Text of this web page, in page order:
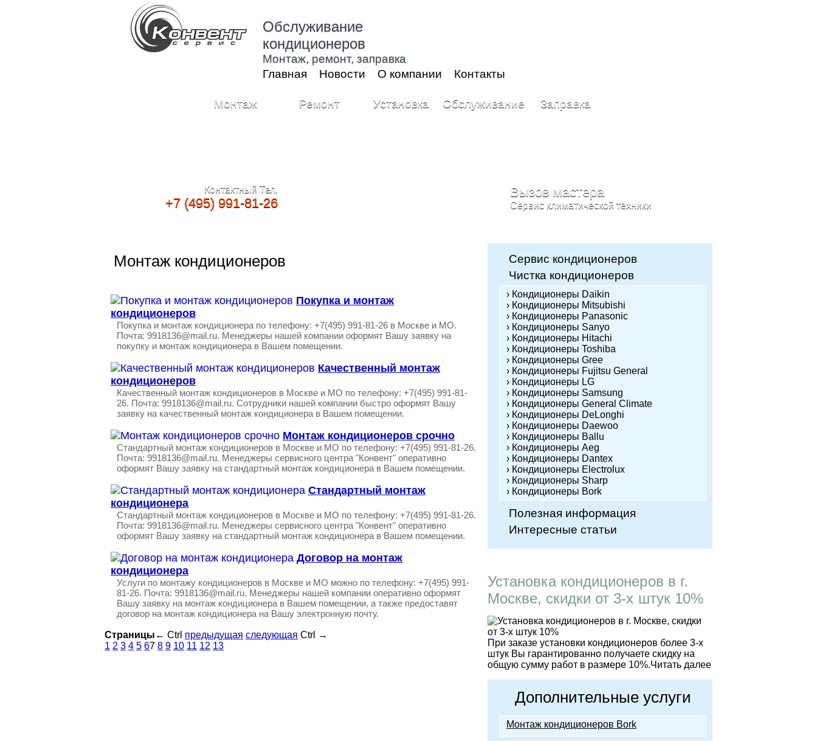
Обслуживание
кондиционеров
Монтаж, ремонт, заправка
Главная
Новости О компании Контакты
Монтаж Ремонт Установка Обслуживание Заправка
Контактный Тел.
+7 (495) 991-81-26
Вызов мастера
Cервис климатической техники
Монтаж кондиционеров
Покупка и монтаж
кондиционеров
Покупка и монтаж кондиционера по телефону: +7(495) 991-81-26 в Москве и МО.
Почта: 9918136@mail.ru. Менеджеры нашей компании оформят Вашу заявку на
покупку и монтаж кондиционера в Вашем помещении.
Качественный монтаж
кондиционеров
Качественный монтаж кондиционеров в Москве и МО по телефону: +7(495) 991-81-
26. Почта: 9918136@mail.ru. Сотрудники нашей компании быстро оформят Вашу
заявку на качественный монтаж кондиционера в Вашем помещении.
Монтаж кондиционеров срочно
Стандартный монтаж кондиционеров в Москве и МО по телефону: +7(495) 991-81-26.
Почта: 9918136@mail.ru. Менеджеры сервисного центра "Конвент" оперативно
оформят Вашу заявку на стандартный монтаж кондиционера в Вашем помещении.
Стандартный монтаж
кондиционера
Стандартный монтаж кондиционеров в Москве и МО по телефону: +7(495) 991-81-26.
Почта: 9918136@mail.ru. Менеджеры сервисного центра "Конвент" оперативно
оформят Вашу заявку на стандартный монтаж кондиционера в Вашем помещении.
Договор на монтаж
кондиционера
Услуги по монтажу кондиционеров в Москве и МО можно по телефону: +7(495) 991-
81-26. Почта: 9918136@mail.ru. Менеджеры нашей компании оперативно оформят
Вашу заявку на монтаж кондиционера в Вашем помещении, а также предоставят
договор на монтаж кондиционера на Вашу электронную почту.
Страницы ← Ctrl предыдущая следующая Ctrl
→
1 2 3 4 5 67 8 9 10 11 12 13
Сервис кондиционеров
Чистка кондиционеров
› Кондиционеры Daikin
› Кондиционеры Mitsubishi
› Кондиционеры Panasonic
› Кондиционеры Sanyo
› Кондиционеры Hitachi
› Кондиционеры Toshiba
› Кондиционеры Gree
› Кондиционеры Fujitsu General
› Кондиционеры LG
› Кондиционеры Samsung
› Кондиционеры General Climate
› Кондиционеры DeLonghi
› Кондиционеры Daewoo
› Кондиционеры Ballu
› Кондиционеры Аeg
› Кондиционеры Dantex
› Кондиционеры Еlectrolux
› Кондиционеры Sharp
› Кондиционеры Bork
Полезная информация
Интересные статьи
Установка кондиционеров в г.
Москве, скидки от 3-х штук 10%
При заказе установки кондиционеров более 3-х
штук Вы гарантированно получаете скидку на
общую сумму работ в размере 10%.Читать далее
Дополнительные услуги
Монтаж кондиционеров Bork